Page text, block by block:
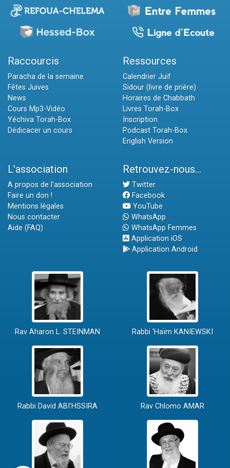
Raccourcis
Paracha de la semaine
Fêtes Juives
News
Cours Mp3-Vidéo
Yéchiva Torah-Box
Dédicacer un cours
Ressources
Calendrier Juif
Sidour (livre de prière)
Horaires de Chabbath
Livres Torah-Box
Inscription
Podcast Torah-Box
English Version
L'association
A propos de l'association
Faire un don !
Mentions légales
Nous contacter
Aide (FAQ)
Retrouvez-nous...
Twitter
Facebook
YouTube
WhatsApp
WhatsApp Femmes
Application iOS
Application Android
Rav Aharon L. STEINMAN Rabbi 'Haïm KANIEWSKI
Rabbi David ABI'HSSIRA Rav Chlomo AMAR